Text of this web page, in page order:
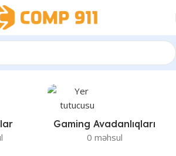
slim-14″-blue” etiketli məhsullar
Gaming Avadanlıqları
0 məhsul